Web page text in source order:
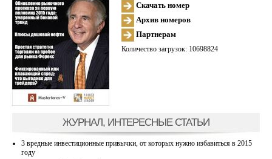
Скачать номер
Архив номеров
Партнерам
Количество загрузок: 10698824
ЖУРНАЛ, ИНТЕРЕСНЫЕ СТАТЬИ
3 вредные инвестиционные привычки, от которых нужно избавиться в 2015
году